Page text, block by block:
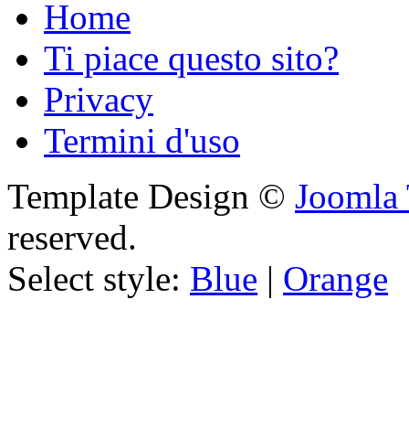
Home
Ti piace questo sito?
Privacy
Termini d'uso
Template Design © Joomla
reserved.
Select style: Blue | Orange